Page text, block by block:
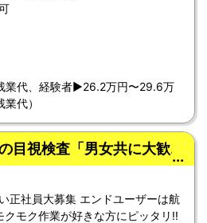
業代、経験者▶︎26.2万円〜29.6万
代）
視検査「男女共に大歓迎」
正社員大募集 エンドユーザーは航
クモク作業が好きな方にピッタリ!!